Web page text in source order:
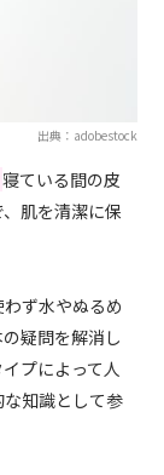
出典：adobestock
寝ている間の皮
肌を清潔に保
ず水やぬるめ
疑問を解消し
プによって人
知識として参